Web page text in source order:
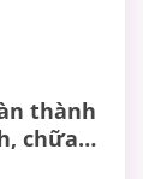
thành
chữa